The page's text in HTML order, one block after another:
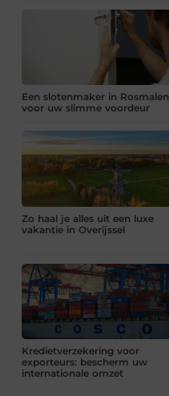
Een slotenmaker in Rosmalen
voor uw slimme voordeur
Zo haal je alles uit een luxe
vakantie in Overijssel
Kredietverzekering voor
exporteurs: bescherm uw
internationale omzet